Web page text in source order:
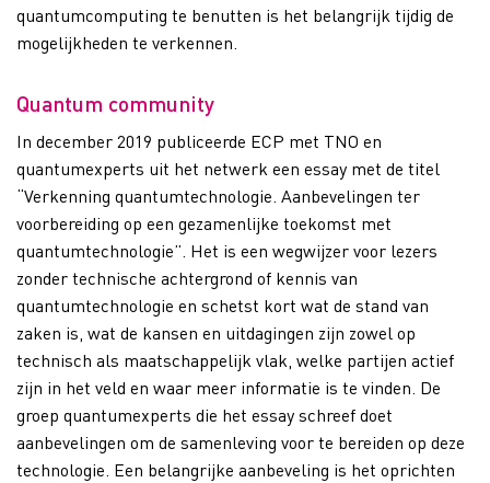
quantumcomputing te benutten is het belangrijk tijdig de
mogelijkheden te verkennen.
Quantum community
In december 2019 publiceerde ECP met TNO en
quantumexperts uit het netwerk een essay met de titel
“Verkenning quantumtechnologie. Aanbevelingen ter
voorbereiding op een gezamenlijke toekomst met
quantumtechnologie”. Het is een wegwijzer voor lezers
zonder technische achtergrond of kennis van
quantumtechnologie en schetst kort wat de stand van
zaken is, wat de kansen en uitdagingen zijn zowel op
technisch als maatschappelijk vlak, welke partijen actief
zijn in het veld en waar meer informatie is te vinden. De
groep quantumexperts die het essay schreef doet
aanbevelingen om de samenleving voor te bereiden op deze
technologie. Een belangrijke aanbeveling is het oprichten